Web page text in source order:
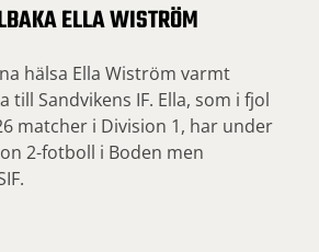
ELLA WISTRÖM
hälsa Ella Wiström varmt
till Sandvikens IF. Ella, som i fjol
matcher i Division 1, har under
2-fotboll i Boden men